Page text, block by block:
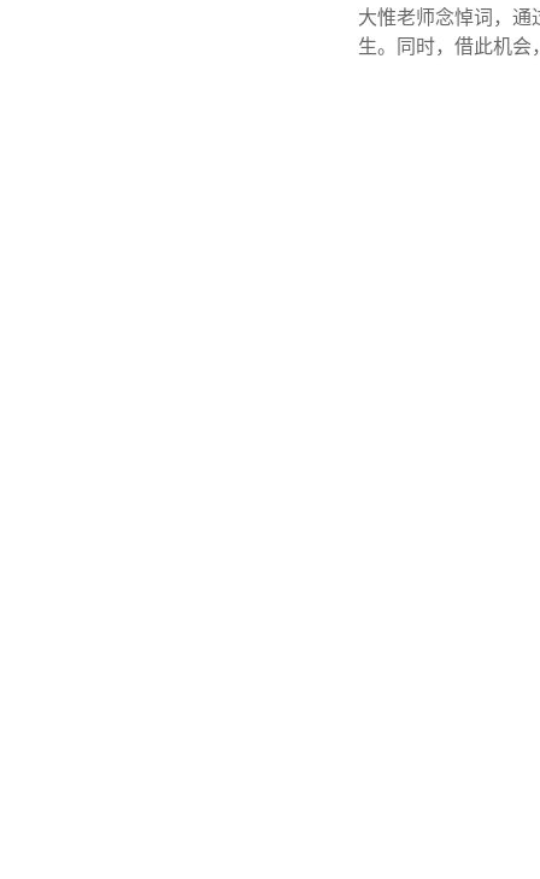
大惟老师念悼词，通
生。同时，借此机会